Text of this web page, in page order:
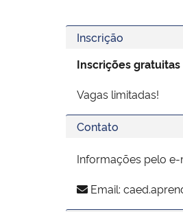
Inscrição
Inscrições
Vagas limitadas!
Contato
Informações pelo e-
Email: